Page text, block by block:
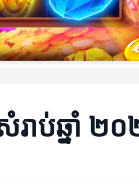
រាប់ឆ្នាំ ២